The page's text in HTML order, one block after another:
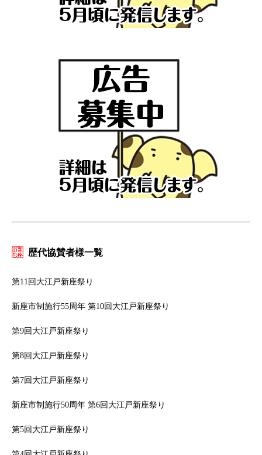
歴代協賛者様一覧
第11回大江戸新座祭り
新座市制施行55周年 第10回大江戸新座祭り
第9回大江戸新座祭り
第8回大江戸新座祭り
第7回大江戸新座祭り
新座市制施行50周年 第6回大江戸新座祭り
第5回大江戸新座祭り